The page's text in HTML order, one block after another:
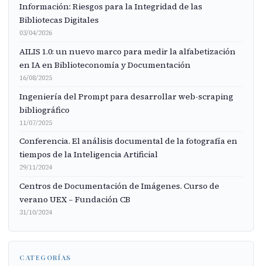
Información: Riesgos para la Integridad de las
Bibliotecas Digitales
03/04/2026
AILIS 1.0: un nuevo marco para medir la alfabetización
en IA en Biblioteconomía y Documentación
16/08/2025
Ingeniería del Prompt para desarrollar web-scraping
bibliográfico
11/07/2025
Conferencia. El análisis documental de la fotografía en
tiempos de la Inteligencia Artificial
29/11/2024
Centros de Documentación de Imágenes. Curso de
verano UEX – Fundación CB
31/10/2024
CATEGORÍAS